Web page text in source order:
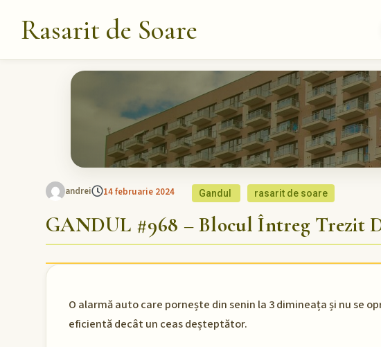
Rasarit de Soare
andrei 14 februarie 2024 Gandul rasarit de soare
GANDUL #968 – Blocul Întreg Trezit
O alarmă auto care pornește din senin la 3 dimineața și nu se
eficientă decât un ceas deșteptător.